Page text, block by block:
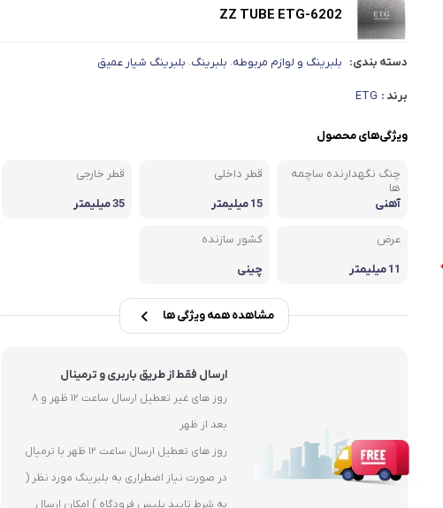
)
رولبرینگ بشکه ای
رولبرینگ بشکه ای کفگرد
یاتاقان پایه کوتاه UCPA
6202-ZZ TUBE ETG
دسته بندی: بلبرینگ و لوازم مربوطه، بلبرینگ، بلبرینگ شیار عمیق
برند : ETG
ویژگی‌های محصول
چنگ نگهدارنده ساچمه
ها
آهنی
قطر داخلی
15 میلیمتر
قطر خارجی
35 میلیمتر
عرض
11 میلیمتر
کشور سازنده
چینی
مشاهده همه ویژگی ها
ارسال فقط از طریق باربری و ترمینال
روز های غیر تعطیل ارسال ساعت 12 ظهر و 8
بعد از ظهر
روز های تعطیل ارسال ساعت 12 ظهر با ترمیال
در صورت نیاز اضطراری به بلبرینگ مورد نظر (
به شرط تایید پلیس فرودگاه ) امکان ارسال